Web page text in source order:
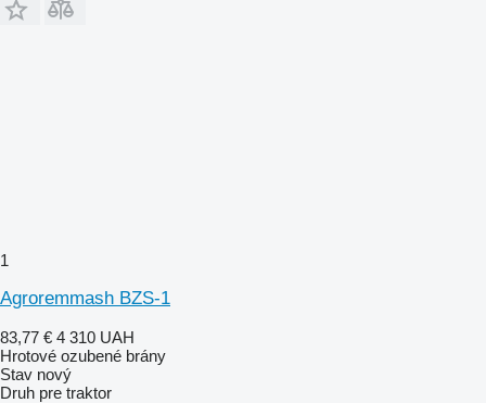
1
Agroremmash BZS-1
83,77 € 4 310 UAH
Hrotové ozubené brány
Stav nový
Druh pre traktor